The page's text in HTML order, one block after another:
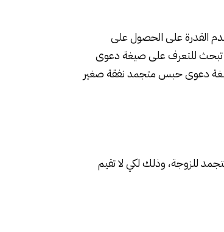
القدرة على الحصول على
تبحث للتعرف على صيغة دعوى
دعوى حبس متجمدنفقة صغير
للزوجة، وذلك لكي لا تقيم